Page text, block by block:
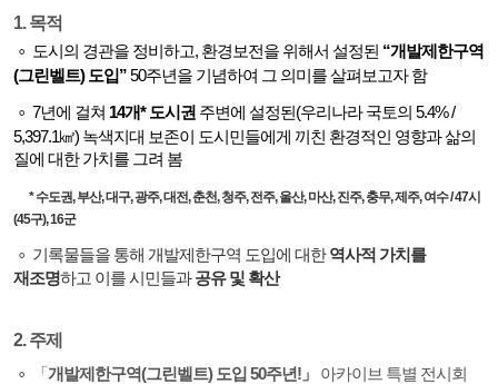
1. 목적
∘ 도시의 경관을 정비하고, 환경보전을 위해서 설정된 “개발제한구역
(그린벨트) 도입”50주년을 기념하여 그 의미를 살펴보고자 함
∘ 7년에 걸쳐 14개* 도시권 주변에 설정된(우리나라 국토의 5.4% /
5,397.1㎢) 녹색지대 보존이 도시민들에게 끼친 환경적인 영향과 삶의
질에 대한 가치를 그려 봄
* 수도권, 부산, 대구, 광주, 대전, 춘천, 청주, 전주, 울산, 마산, 진주, 충무, 제주, 여수 / 47시
(45구), 16군
∘ 기록물들을 통해 개발제한구역 도입에 대한역사적 가치를
재조명하고 이를 시민들과공유 및 확산
2. 주제
∘ 「개발제한구역(그린벨트) 도입 50주년!」 아카이브 특별 전시회